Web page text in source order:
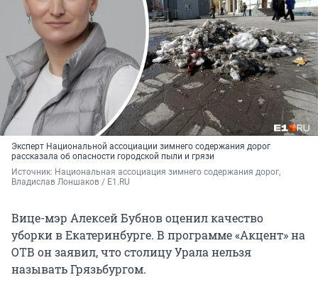
Эксперт Национальной ассоциации зимнего содержания дорог
рассказала об опасности городской пыли и грязи
Источник: Национальная ассоциация зимнего содержания дорог,
Владислав Лоншаков / E1.RU
Вице-мэр Алексей Бубнов оценил качество
уборки в Екатеринбурге. В программе «Акцент» на
ОТВ он заявил, что столицу Урала нельзя
называть Грязьбургом.